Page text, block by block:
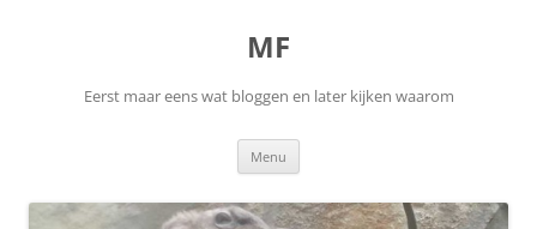
MF
Eerst maar eens wat bloggen en later kijken waarom
Menu